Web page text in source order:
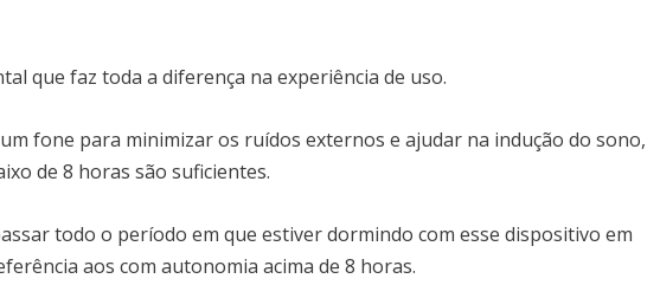
que faz toda a diferença na experiência de uso.
fone para minimizar os ruídos externos e ajudar na indução do sono,
de 8 horas são suficientes.
todo o período em que estiver dormindo com esse dispositivo em
aos com autonomia acima de 8 horas.